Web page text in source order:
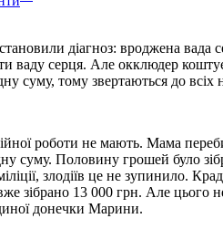
діагноз: вроджена вада
ваду серця. Але окклюдер
суму, тому звертаються до
роботи не мають. Мама
суму. Половину грошей було
злодіїв це не зупинило.
зібрано 13 000 грн. Але цього
донечки Марини.